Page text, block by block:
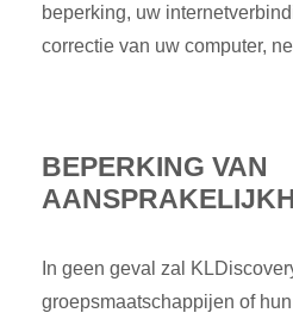
beperking, uw
correctie van uw computer,
BEPERKING VAN
In geen geval zal
groepsmaatschappijen of